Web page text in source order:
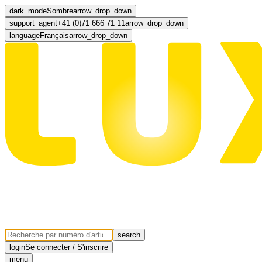
dark_modeSombrearrow_drop_down
support_agent+41 (0)71 666 71 11arrow_drop_down
languageFrançaisarrow_drop_down
search
loginSe connecter / S'inscrire
menu